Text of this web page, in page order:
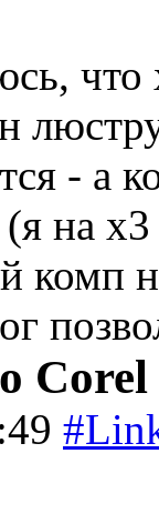
что
- а
на
комп